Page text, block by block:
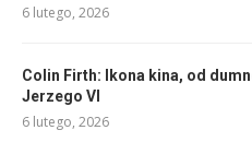
6 lutego, 2026
Colin Firth: Ikona kina, od
Jerzego VI
6 lutego, 2026